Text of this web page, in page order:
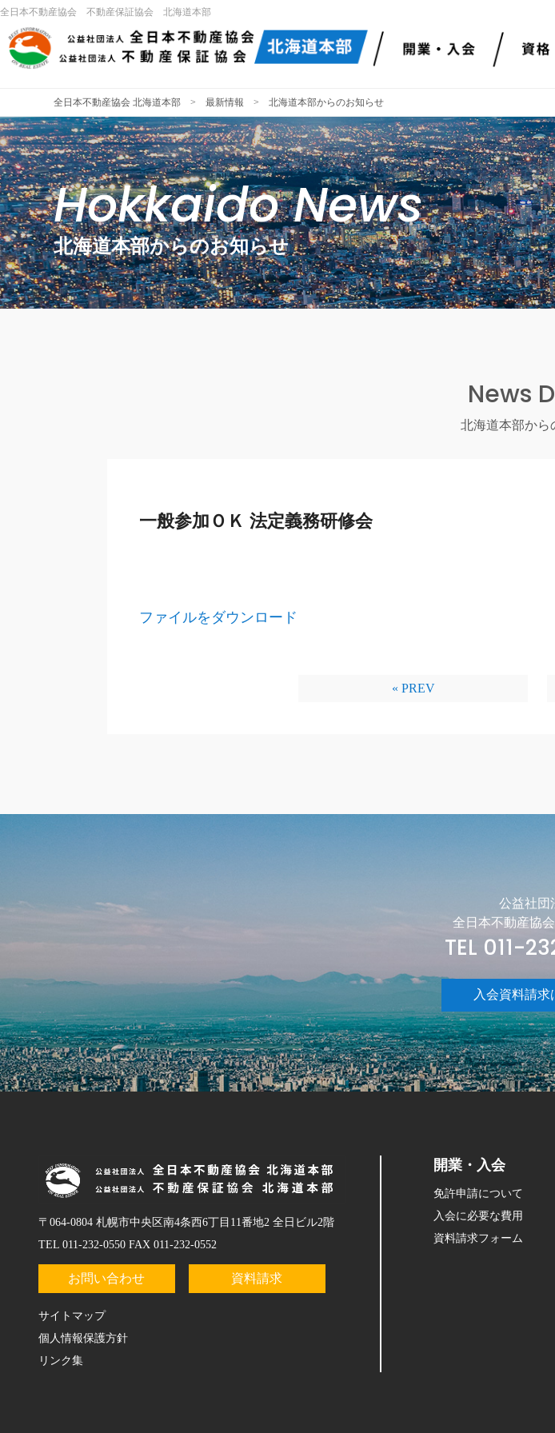
全日本不動産協会 不動産保証協会 北海道本部
全日本不動産協会 北海道本部 >最新情報 > 北海道本部からのお知らせ
Hokkaido News
北海道本部からのお知らせ
News
北海道本部から
一般参加ＯＫ 法定義務研修会
ファイルをダウンロード
« PREV
公益社団
全日本不動産協
TEL 011-
入会資料請求
〒064-0804 札幌市中央区南4条西6丁目11番地2 全日ビル2階
TEL 011-232-0550 FAX 011-232-0552
お問い合わせ 資料請求
サイトマップ
個人情報保護方針
リンク集
開業・入会
免許申請について
入会に必要な費用
資料請求フォーム